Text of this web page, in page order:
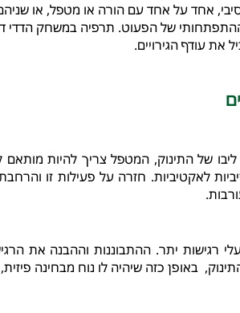
אחד על אחד עם הורה או מטפל, או
של הפעוט. תרפיה במשחק הדדי
את עודף הגירויים.
של התינוק, המטפל צריך להיות
לאקטיביות. חזרה על פעילות זו
רגישות יתר. ההתבוננות וההבנה את
באופן כזה שיהיה לו נוח מבחינה